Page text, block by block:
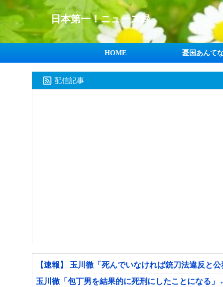
日本第一！ニュース録
HOME 憂国あんて
配信記事
【速報】 玉川徹「死んでいなければ銃刀法違反と
玉川徹「包丁男を結果的に死刑にしたことになる